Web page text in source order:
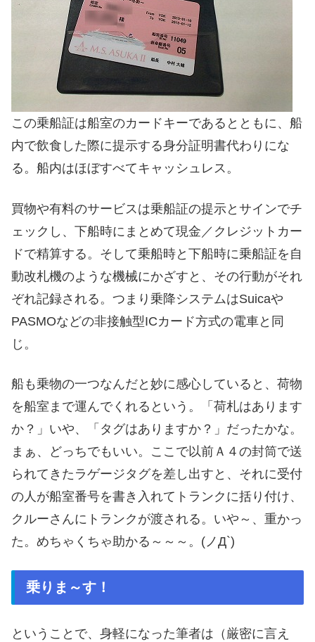
この乗船証は船室のカードキーであるとともに、船
内で飲食した際に提示する身分証明書代わりにな
る。船内はほぼすべてキャッシュレス。
買物や有料のサービスは乗船証の提示とサインでチ
ェックし、下船時にまとめて現金／クレジットカー
ドで精算する。そして乗船時と下船時に乗船証を自
動改札機のような機械にかざすと、その行動がそれ
ぞれ記録される。つまり乗降システムはSuicaや
PASMOなどの非接触型ICカード方式の電車と同
じ。
船も乗物の一つなんだと妙に感心していると、荷物
を船室まで運んでくれるという。「荷札はあります
か？」いや、「タグはありますか？」だったかな。
まぁ、どっちでもいい。ここで以前Ａ４の封筒で送
られてきたラゲージタグを差し出すと、それに受付
の人が船室番号を書き入れてトランクに括り付け、
クルーさんにトランクが渡される。いや～、重かっ
た。めちゃくちゃ助かる～～～。(ノД`)
乗りま～す！
ということで、身軽になった筆者は（厳密に言え